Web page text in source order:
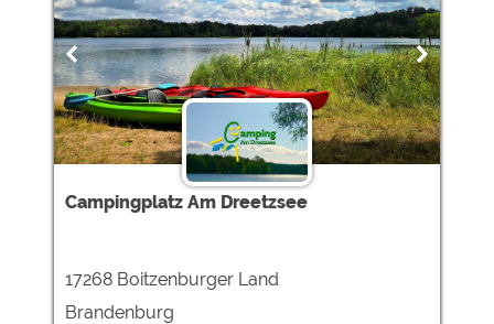
Campingplatz Am Dreetzsee
17268 Boitzenburger Land
Brandenburg